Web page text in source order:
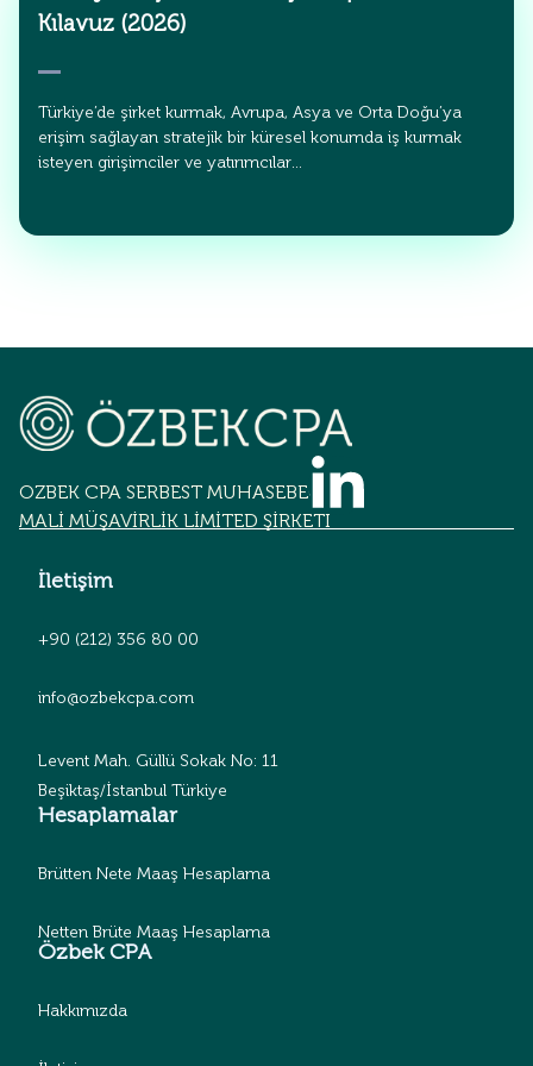
Kılavuz (2026)
Türkiye’de şirket kurmak, Avrupa, Asya ve Orta Doğu’ya
erişim sağlayan stratejik bir küresel konumda iş kurmak
isteyen girişimciler ve yatırımcılar…
OZBEK CPA SERBEST MUHASEBECİLİK
MALİ MÜŞAVİRLİK LİMİTED ŞİRKETİ
İletişim
+90 (212) 356 80 00
info@ozbekcpa.com
Levent Mah. Güllü Sokak No: 11
Beşiktaş/İstanbul Türkiye
Hesaplamalar
Brütten Nete Maaş Hesaplama
Netten Brüte Maaş Hesaplama
Özbek CPA
Hakkımızda